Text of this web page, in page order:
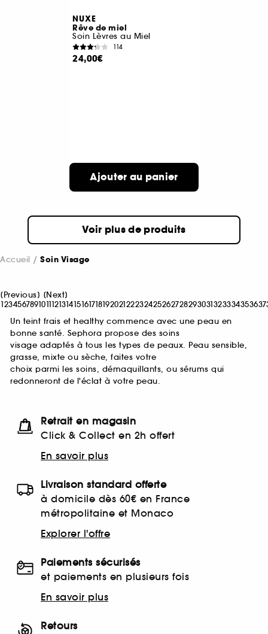
NUXE
Rêve de miel
Soin Lèvres au Miel
114
24,00€
Ajouter au panier
Voir plus de produits
Accueil Soin Visage
[Previous] [Next]
12345678910111213141516171819202122232425262728293031323334353637
Un teint frais et healthy commence avec une peau en
bonne santé. Sephora propose des soins
visage adaptés à tous les types de peaux. Peau sensible,
grasse, mixte ou sèche, faites votre
choix parmi les soins, démaquillants, ou sérums qui
redonneront de l'éclat à votre peau.
Retrait en magasin
Click & Collect en 2h offert
En savoir plus
Livraison standard offerte
à domicile dès 60€ en France
métropolitaine et Monaco
Explorer l'offre
Paiements sécurisés
et paiements en plusieurs fois
En savoir plus
Retours